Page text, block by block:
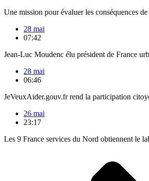
Une mission pour évaluer les conséquences de
28 mai
07:42
Jean-Luc Moudenc élu président de France
28 mai
06:46
JeVeuxAider.gouv.fr rend la participation
26 mai
23:17
Les 9 France services du Nord obtiennent le